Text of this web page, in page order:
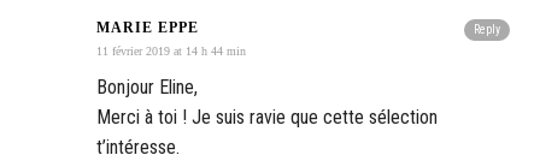
Reply
MARIE EPPE
11 février 2019 at 14 h 44 min
Bonjour Eline,
Merci à toi ! Je suis ravie que cette sélection
t’intéresse.